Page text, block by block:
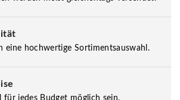
eine hochwertige Sortimentsauswahl.
für jedes Budget möglich sein.